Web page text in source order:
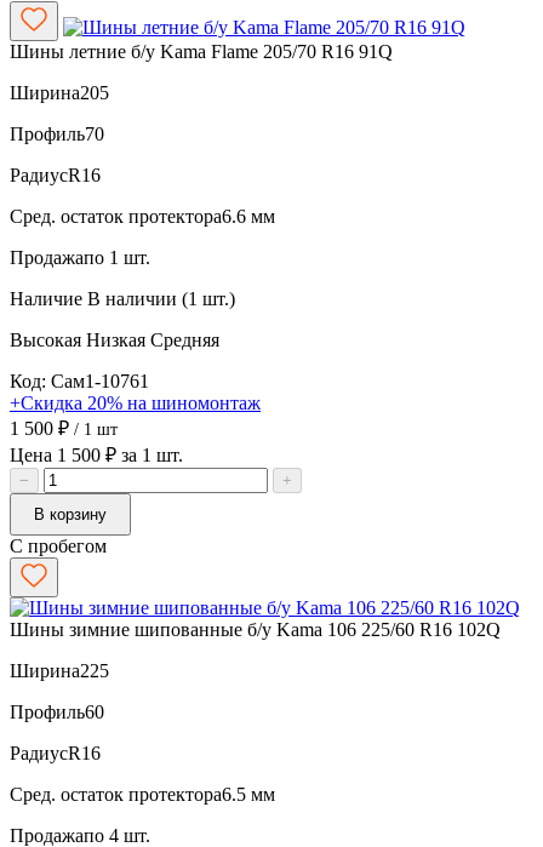
Шины летние б/у Kama Flame 205/70 R16 91Q
Ширина205
Профиль70
РадиусR16
Сред. остаток протектора6.6 мм
Продажапо 1 шт.
Наличие В наличии (1 шт.)
Высокая Низкая Средняя
Код: Сам1-10761
+Скидка 20% на шиномонтаж
1 500 ₽ / 1 шт
Цена 1 500 ₽ за 1 шт.
−
+
В корзину
С пробегом
Шины зимние шипованные б/у Kama 106 225/60 R16 102Q
Ширина225
Профиль60
РадиусR16
Сред. остаток протектора6.5 мм
Продажапо 4 шт.